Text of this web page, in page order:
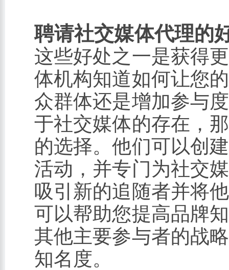
聘请社交媒体代理的
这些好处之一是获得
体机构知道如何让您
众群体还是增加参与
于社交媒体的存在，
的选择。他们可以创
活动，并专门为社交
吸引新的追随者并将
可以帮助您提高品牌
其他主要参与者的战
知名度。